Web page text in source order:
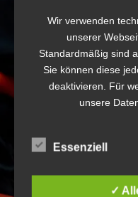
Wir verwenden
unserer
Standardmäßig sind
Sie können diese
deaktivieren. Für
unsere
Essenziell
✓